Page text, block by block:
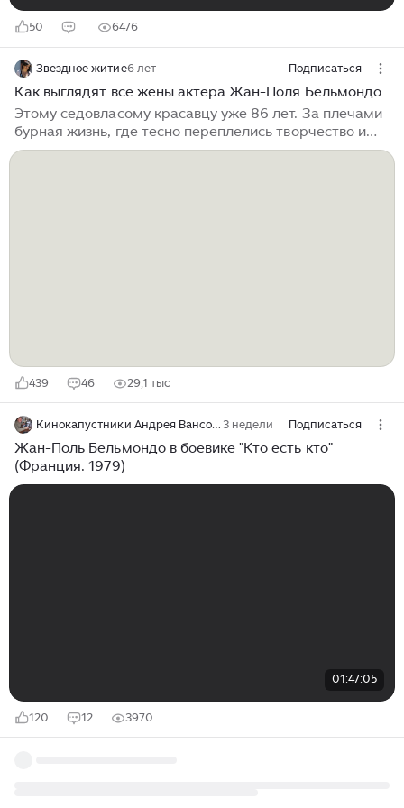
50 6476
Звездное житие6 лет Подписаться
Как выглядят все жены актера Жан-Поля Бельмондо
Этому седовласому красавцу уже 86 лет. За плечами
бурная жизнь, где тесно переплелись творчество и
любовь, радость и огорчения. Он испытал все,
439 46 29,1 тыс
Кинокапустники Андрея Вансовича 3 недели Подписаться
Жан-Поль Бельмондо в боевике "Кто есть кто"
(Франция. 1979)
01:47:05
120 12 3970